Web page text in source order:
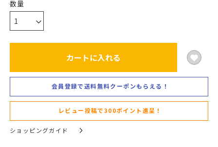
カートに入れる
会員登録で送料無料クーポンもらえる！
レビュー投稿で300ポイント進呈！
ショッピングガイド